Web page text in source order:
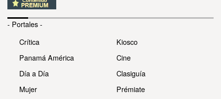
- Portales -
Crítica
Panamá América
Día a Día
Mujer
Kiosco
Cine
Clasiguía
Prémiate